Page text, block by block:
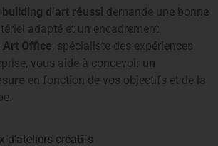
d’art réussi demande une bonne
adapté et un encadrement
Art Office, spécialiste des expériences
vous aide à concevoir un
en fonction de vos objectifs et de la
d’ateliers créatifs